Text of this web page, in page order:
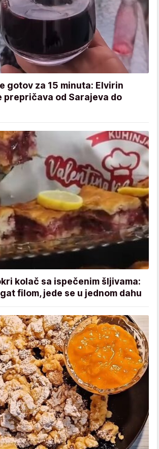
gotov za 15 minuta: Elvirin
prepričava od Sarajeva do
kolač sa ispečenim šljivama:
filom, jede se u jednom dahu